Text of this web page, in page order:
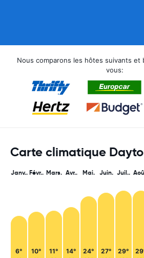
Nous comparons les hôtes suivants et
vous:
Carte climatique
Janv..
6°
Févr..
10°
Mars.
11°
Avr..
14°
Mai.
24°
Juin.
27°
Juil..
29°